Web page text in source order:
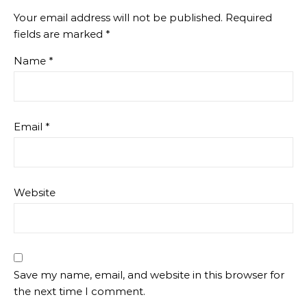
Your email address will not be published. Required
fields are marked *
Name *
Email *
Website
Save my name, email, and website in this browser for
the next time I comment.